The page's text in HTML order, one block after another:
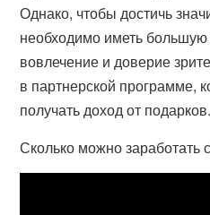
Однако, чтобы достичь
необходимо иметь
вовлечение и доверие
в партнерской программе,
получать доход от подарков.
Сколько можно заработать